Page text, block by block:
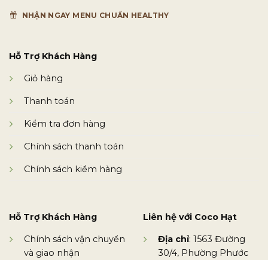
NHẬN NGAY MENU CHUẨN HEALTHY
Hỗ Trợ Khách Hàng
Giỏ hàng
Thanh toán
Kiểm tra đơn hàng
Chính sách thanh toán
Chính sách kiểm hàng
Hỗ Trợ Khách Hàng
Chính sách vận chuyển
và giao nhận
Liên hệ với Coco Hạt
Địa chỉ: 1563 Đường
30/4, Phường Phước